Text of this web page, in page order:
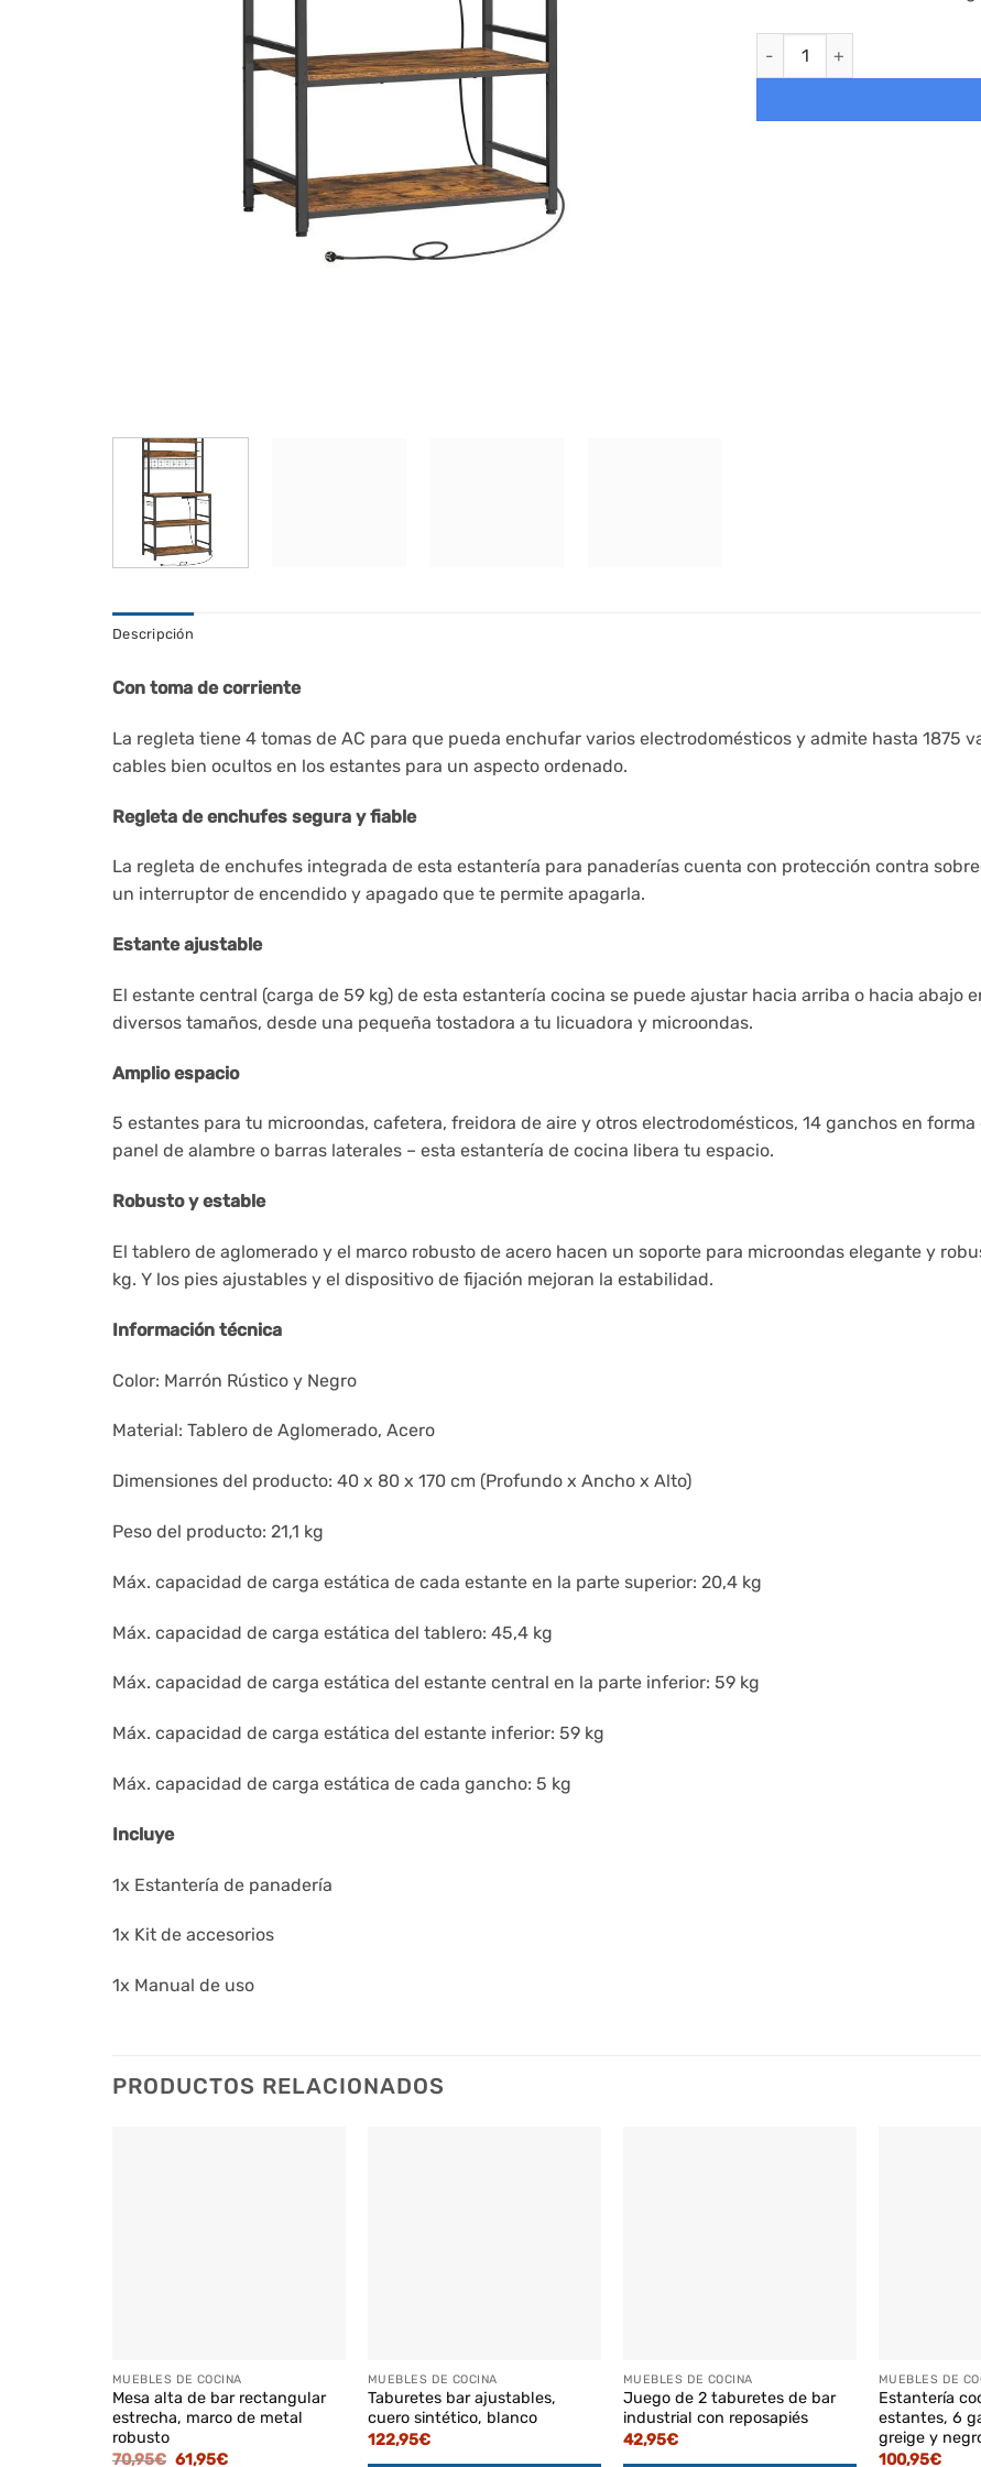
Estantería metálica
Descripción
Con toma de corriente
La regleta tiene 4 tomas de AC para que pueda enchufar varios electrodomésticos y admite hasta 1875
cables bien ocultos en los estantes para un aspecto ordenado.
Regleta de enchufes segura y fiable
La regleta de enchufes integrada de esta estantería para panaderías cuenta con protección contra
un interruptor de encendido y apagado que te permite apagarla.
Estante ajustable
El estante central (carga de 59 kg) de esta estantería cocina se puede ajustar hacia arriba o hacia abajo
diversos tamaños, desde una pequeña tostadora a tu licuadora y microondas.
Amplio espacio
5 estantes para tu microondas, cafetera, freidora de aire y otros electrodomésticos, 14 ganchos en
panel de alambre o barras laterales – esta estantería de cocina libera tu espacio.
Robusto y estable
El tablero de aglomerado y el marco robusto de acero hacen un soporte para microondas elegante y
kg. Y los pies ajustables y el dispositivo de fijación mejoran la estabilidad.
Información técnica
Color: Marrón Rústico y Negro
Material: Tablero de Aglomerado, Acero
Dimensiones del producto: 40 x 80 x 170 cm (Profundo x Ancho x Alto)
Peso del producto: 21,1 kg
Máx. capacidad de carga estática de cada estante en la parte superior: 20,4 kg
Máx. capacidad de carga estática del tablero: 45,4 kg
Máx. capacidad de carga estática del estante central en la parte inferior: 59 kg
Máx. capacidad de carga estática del estante inferior: 59 kg
Máx. capacidad de carga estática de cada gancho: 5 kg
Incluye
1x Estantería de panadería
1x Kit de accesorios
1x Manual de uso
PRODUCTOS RELACIONADOS
MUEBLES DE COCINA
Mesa alta de bar rectangular
estrecha, marco de metal
robusto
70,95€ El
61,95€El
MUEBLES DE COCINA
Taburetes bar ajustables,
cuero sintético, blanco
122,95€
MUEBLES DE COCINA
Juego de 2 taburetes de bar
industrial con reposapiés
42,95€
MUEBLES DE
Estantería
estantes, 6
greige y
100,95€